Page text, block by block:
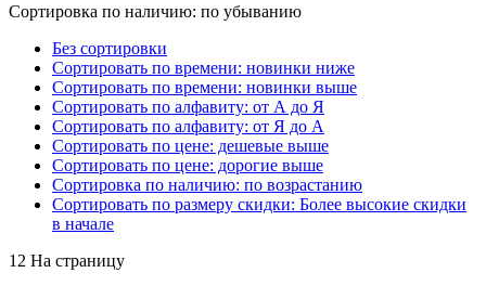
Сортировка по наличию: по убыванию
Без сортировки
Сортировать по времени: новинки ниже
Сортировать по времени: новинки выше
Сортировать по алфавиту: от А до Я
Сортировать по алфавиту: от Я до А
Сортировать по цене: дешевые выше
Сортировать по цене: дорогие выше
Сортировка по наличию: по возрастанию
Сортировать по размеру скидки: Более высокие скидки
в начале
12 На страницу